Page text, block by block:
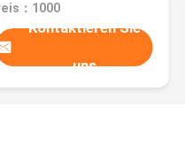
：1000
Kontaktieren Sie
uns